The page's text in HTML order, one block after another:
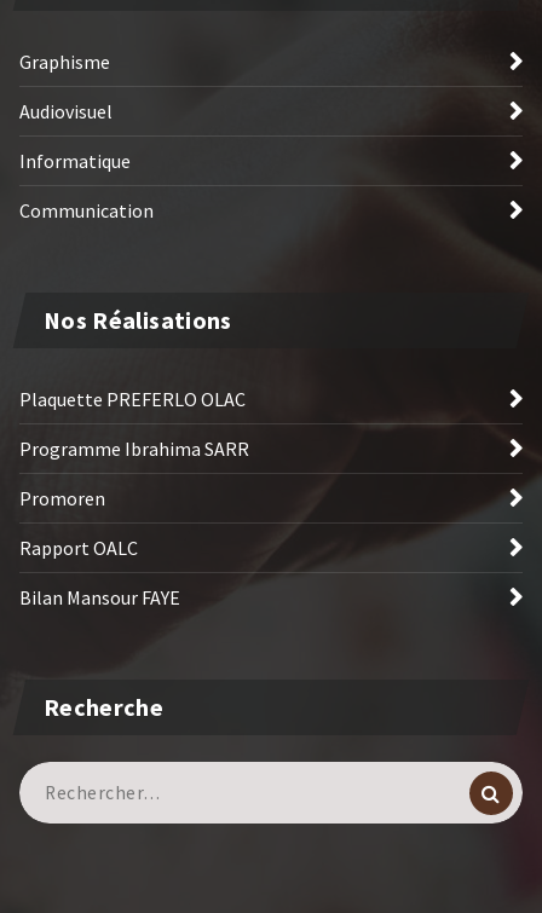
Graphisme
Audiovisuel
Informatique
Communication
Nos Réalisations
Plaquette PREFERLO OLAC
Programme Ibrahima SARR
Promoren
Rapport OALC
Bilan Mansour FAYE
Recherche
Recherche
pour :